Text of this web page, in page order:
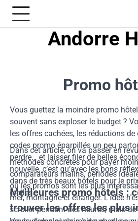
Skip
content
Andorre
Promo
Vous guettez la moindre promo
souvent sans exploser le budget ?
les offres cachées, les réductions de
codes promo éparpillés un peu
perdre… et laisser filer de belles
nouvelle, c’est qu’avec les bons
dans de très beaux hôtels pour le
étoiles.
Dans cet article, on va passer en
méthodes concrètes pour payer
comparateurs malins, périodes
où les promos sont les plus
mer, montagne et étranger. L’idée
scroller pendant des heures, mais
Meilleures promo hôtels :
trouver les offres les plus